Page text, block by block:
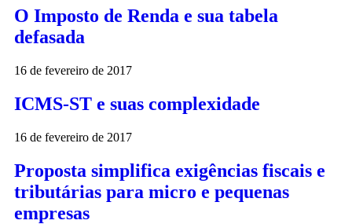
O Imposto de Renda e sua tabela
defasada
16 de fevereiro de 2017
ICMS-ST e suas complexidade
16 de fevereiro de 2017
Proposta simplifica exigências fiscais e
tributárias para micro e pequenas
empresas